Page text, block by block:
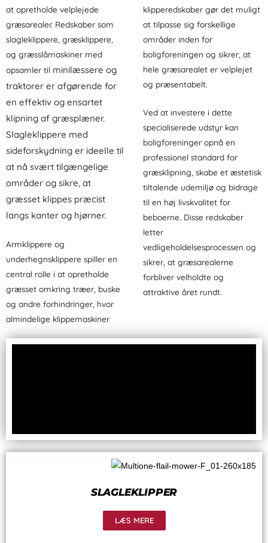
at opretholde velplejede
græsarealer. Redskaber som
slagleklippere, græsklippere,
og græsslåmaskiner med
opsamler til minilæssere og
traktorer er afgørende for
en effektiv og ensartet
klipning af græsplæner.
Slagleklippere med
sideforskydning er ideelle til
at nå svært tilgængelige
områder og sikre, at
græsset klippes præcist
langs kanter og hjørner.
Armklippere og
underhegnsklippere spiller en
central rolle i at opretholde
græsset omkring træer, buske
og andre forhindringer, hvor
almindelige klippemaskiner
klipperedskaber gør det muligt
at tilpasse sig forskellige
områder inden for
boligforeningen og sikrer, at
hele græsarealet er velplejet
og præsentabelt.
Ved at investere i dette
specialiserede udstyr kan
boligforeninger opnå en
professionel standard for
græsklipning, skabe et æstetisk
tiltalende udemiljø og bidrage
til en høj livskvalitet for
beboerne. Disse redskaber
letter
vedligeholdelsesprocessen og
sikrer, at græsarealerne
forbliver velholdte og
attraktive året rundt.
SLAGLEKLIPPER
LÆS MERE